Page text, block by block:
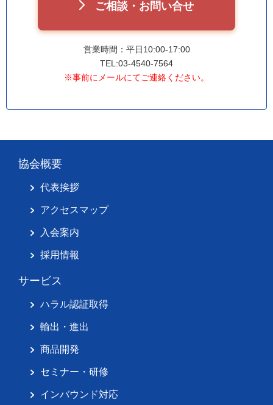
ご相談・お問い合せ
営業時間：平日10:00-17:00
TEL:03-4540-7564
※事前にメールにてご連絡ください。
協会概要
代表挨拶
アクセスマップ
入会案内
採用情報
サービス
ハラル認証取得
輸出・進出
商品開発
セミナー・研修
インバウンド対応